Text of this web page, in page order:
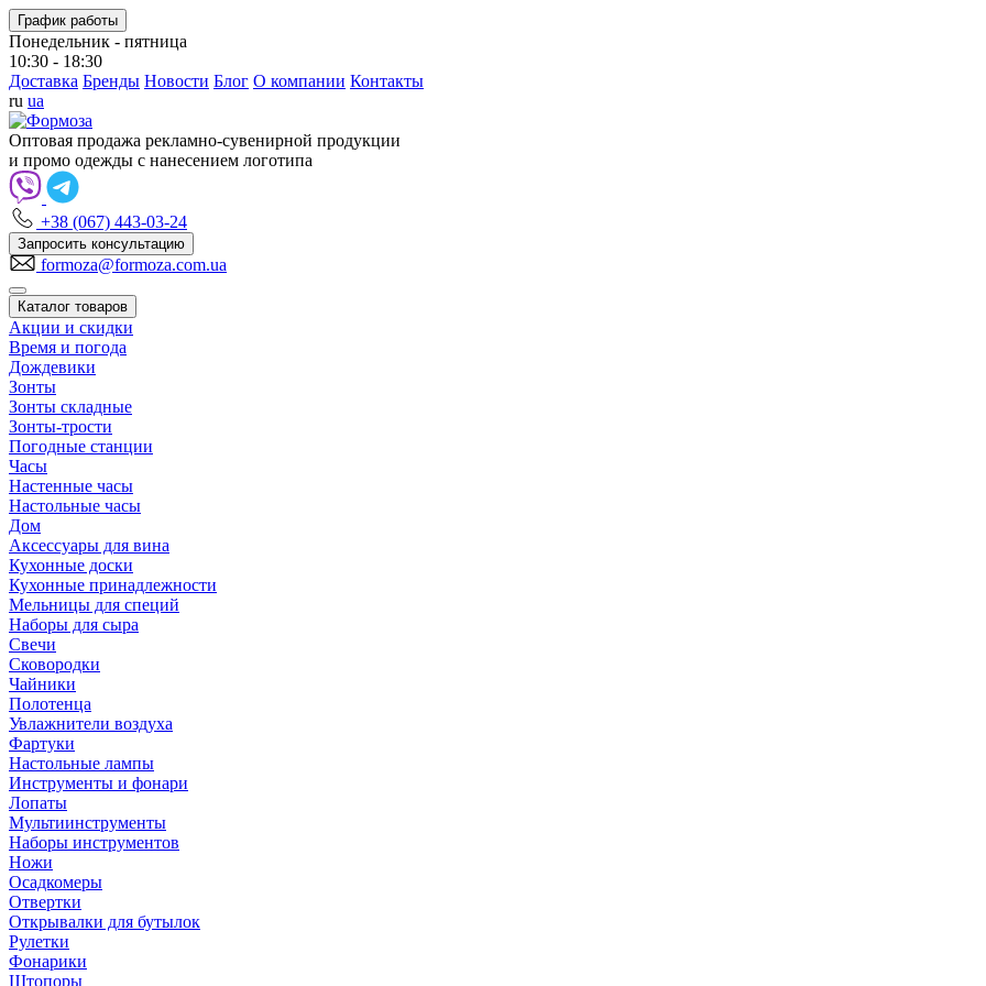
График работы
Понедельник - пятница
10:30 - 18:30
Доставка Бренды Новости Блог О компании Контакты
ru ua
Оптовая продажа рекламно-сувенирной продукции
и промо одежды с нанесением логотипа
+38 (067) 443-03-24
Запросить консультацию
formoza@formoza.com.ua
Каталог товаров
Акции и скидки
Время и погода
Дождевики
Зонты
Зонты складные
Зонты-трости
Погодные станции
Часы
Настенные часы
Настольные часы
Дом
Аксессуары для вина
Кухонные доски
Кухонные принадлежности
Мельницы для специй
Наборы для сыра
Свечи
Сковородки
Чайники
Полотенца
Увлажнители воздуха
Фартуки
Настольные лампы
Инструменты и фонари
Лопаты
Мультиинструменты
Наборы инструментов
Ножи
Осадкомеры
Отвертки
Открывалки для бутылок
Рулетки
Фонарики
Штопоры